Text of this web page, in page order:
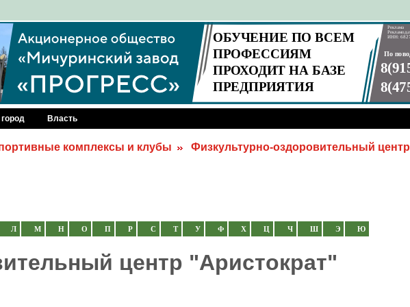
Власть
комплексы и клубы
Физкультурно-оздоровительный центр
Л М Н О П Р С Т У Ф Х Ц Ч Ш Э Ю
центр "Аристократ"